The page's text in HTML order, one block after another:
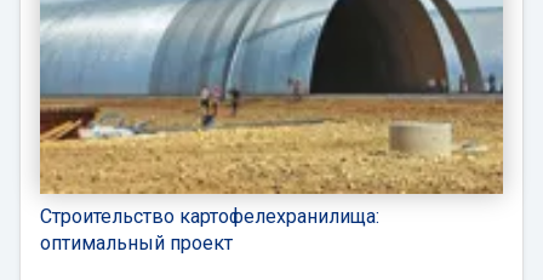
Строительство картофелехранилища:
оптимальный проект